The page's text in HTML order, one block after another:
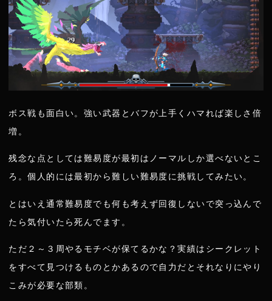
ボス戦も面白い。強い武器とバフが上手くハマれば楽しさ倍
増。
残念な点としては難易度が最初はノーマルしか選べないとこ
ろ。個人的には最初から難しい難易度に挑戦してみたい。
とはいえ通常難易度でも何も考えず回復しないで突っ込んで
たら気付いたら死んでます。
ただ２～３周やるモチベが保てるかな？実績はシークレット
をすべて見つけるものとかあるので自力だとそれなりにやり
こみが必要な部類。